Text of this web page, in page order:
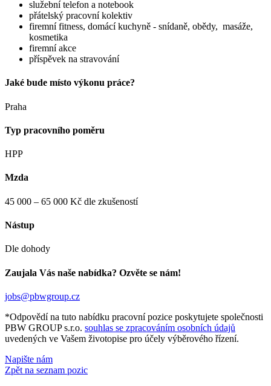
služební telefon a notebook
přátelský pracovní kolektiv
firemní fitness, domácí kuchyně - snídaně, obědy, masáže,
kosmetika
firemní akce
příspěvek na stravování
Jaké bude místo výkonu práce?
Praha
Typ pracovního poměru
HPP
Mzda
45 000 – 65 000 Kč dle zkušeností
Nástup
Dle dohody
Zaujala Vás naše nabídka? Ozvěte se nám!
jobs@pbwgroup.cz
*Odpovědí na tuto nabídku pracovní pozice poskytujete společnosti
PBW GROUP s.r.o. souhlas se zpracováním osobních údajů
uvedených ve Vašem životopise pro účely výběrového řízení.
Napište nám
Zpět na seznam pozic